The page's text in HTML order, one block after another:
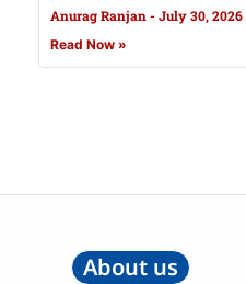
Anurag Ranjan July 30, 2026
Read Now »
About us